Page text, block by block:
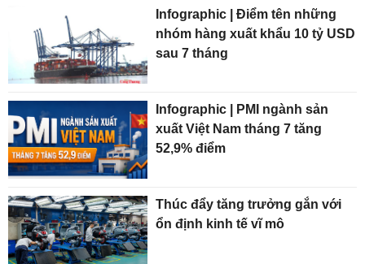
Infographic | Điểm tên những
nhóm hàng xuất khẩu 10 tỷ USD
sau 7 tháng
Infographic | PMI ngành sản
xuất Việt Nam tháng 7 tăng
52,9% điểm
Thúc đẩy tăng trưởng gắn với
ổn định kinh tế vĩ mô